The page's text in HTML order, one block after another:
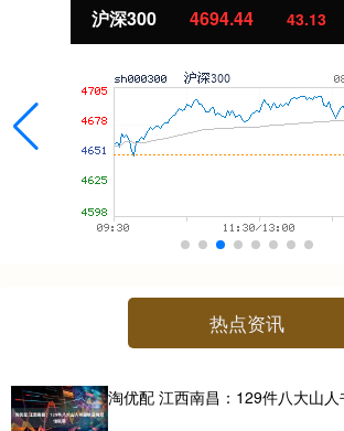
沪深300 4694.44 43.13
热点资讯
淘优配 江西南昌：129件八大山